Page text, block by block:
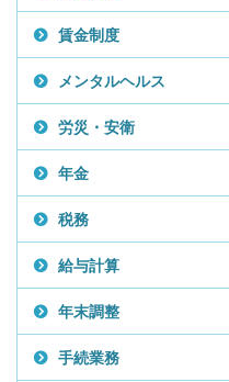
賃金制度
メンタルヘルス
労災・安衛
年金
税務
給与計算
年末調整
手続業務